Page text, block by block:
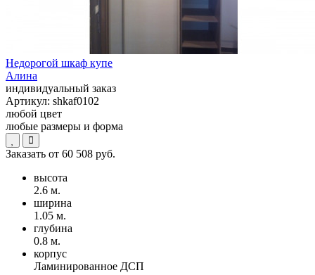
Недорогой шкаф купе
Алина
индивидуальный заказ
Артикул: shkaf0102
любой цвет
любые размеры и форма
Заказать от 60 508 руб.
высота
2.6 м.
ширина
1.05 м.
глубина
0.8 м.
корпус
Ламинированное ДСП